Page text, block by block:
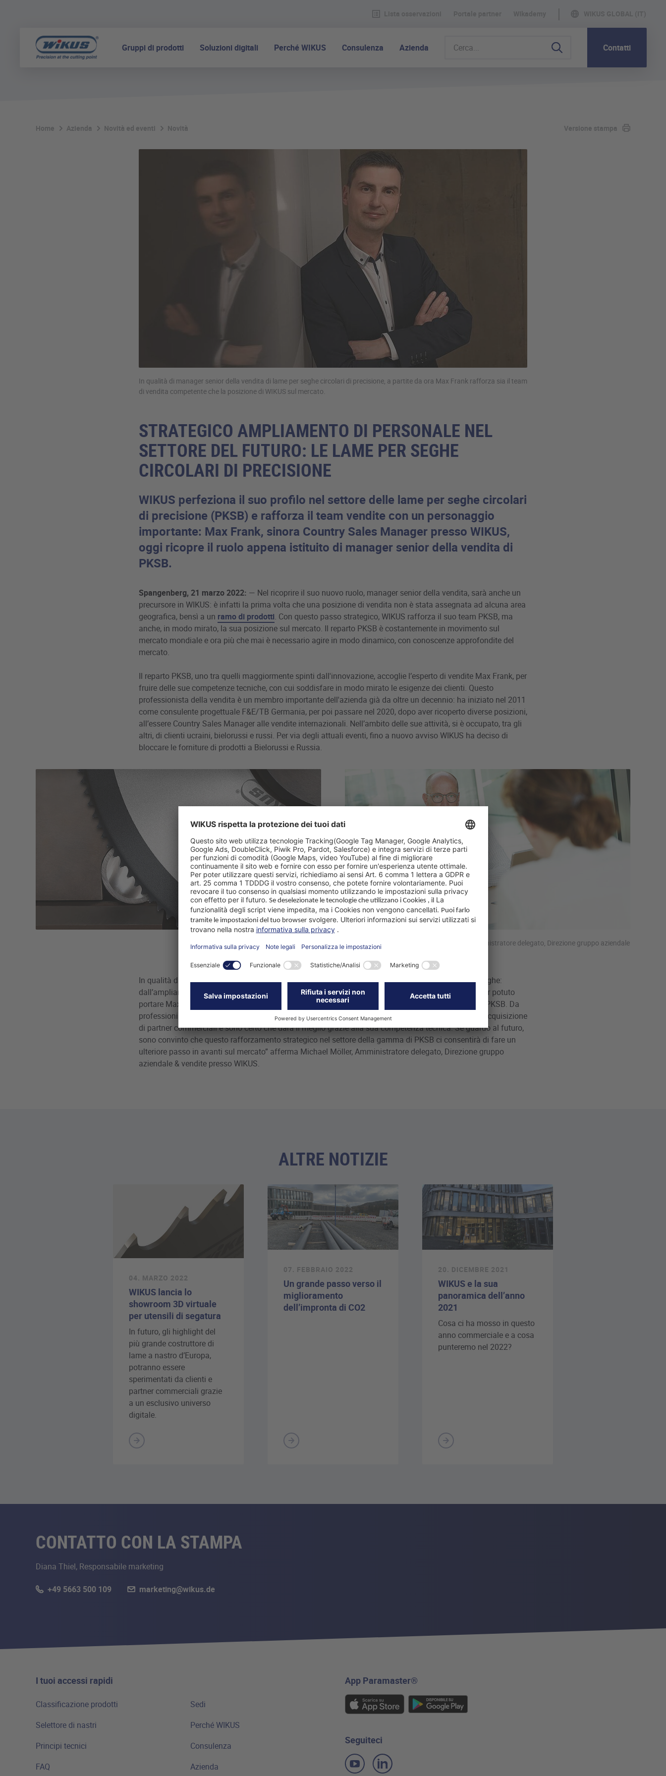
Gruppi di prodotti Soluzioni digitali Perché WIKUS Consulenza Azienda Contatti
Home Azienda Novità ed eventi Novità Versione stampa
In qualità di manager senior della vendita di lame per seghe circolari di precisione, a partite da ora Max Frank rafforza sia il team
di vendita competente che la posizione di WIKUS sul mercato.
STRATEGICO AMPLIAMENTO DI PERSONALE NEL
SETTORE DEL FUTURO: LE LAME PER SEGHE
CIRCOLARI DI PRECISIONE
WIKUS perfeziona il suo profilo nel settore delle lame per seghe circolari
di precisione (PKSB) e rafforza il team vendite con un personaggio
importante: Max Frank, sinora Country Sales Manager presso WIKUS,
oggi ricopre il ruolo appena istituito di manager senior della vendita di
PKSB.
Spangenberg, 21 marzo 2022: — Nel ricoprire il suo nuovo ruolo, manager senior della vendita, sarà anche un
precursore in WIKUS: è infatti la prima volta che una posizione di vendita non è stata assegnata ad alcuna area
geografica, bensì a un ramo di prodotti. Con questo passo strategico, WIKUS rafforza il suo team PKSB, ma
anche, in modo mirato, la sua posizione sul mercato. Il reparto PKSB è costantemente in movimento sul
mercato mondiale e ora più che mai è necessario agire in modo dinamico, con conoscenze approfondite del
mercato.
Il reparto PKSB, uno tra quelli maggiormente spinti dall'innovazione, accoglie l’esperto di vendite Max Frank, per
fruire delle sue competenze tecniche, con cui soddisfare in modo mirato le esigenze dei clienti. Questo
professionista della vendita è un membro importante dell'azienda già da oltre un decennio: ha iniziato nel 2011
come consulente progettuale F&E/TB Germania, per poi passare nel 2020, dopo aver ricoperto diverse posizioni,
all’essere Country Sales Manager alle vendite internazionali. Nell’ambito delle sue attività, si è occupato, tra gli
altri, di clienti ucraini, bielorussi e russi. Per via degli attuali eventi, fino a nuovo avviso WIKUS ha deciso di
bloccare le forniture di prodotti a Bielorussi e Russia.
Abbiamo chiesto di più a Michael Möller, Amministratore delegato, Direzione gruppo aziendale
& vendite presso WIKUS.
In qualità di esperto delle vendite in WIKUS, Max Frank vanta moltissimi successi nel settore delle seghe:
dall’ampliamento della clientela, fino alla gestione dei rapporti con i clienti. “Sono molto felice di aver potuto
portare Max Frank, nostro pluriennale collaboratore, nella nuova posizione di senior della vendita di PKSB. Da
professionista delle vendite appassionato ed empatico, nel suo settore si dedica principalmente all'acquisizione
di partner commerciali e sono certo che darà il meglio grazie alla sua competenza tecnica. Se guardo al futuro,
sono convinto che questo rafforzamento strategico nel settore della gamma di PKSB ci consentirà di fare un
ulteriore passo in avanti sul mercato” afferma Michael Möller, Amministratore delegato, Direzione gruppo
aziendale & vendite presso WIKUS.
ALTRE NOTIZIE
04. MARZO 2022
WIKUS lancia lo
showroom 3D virtuale
per utensili di segatura
In futuro, gli highlight del
più grande costruttore di
lame a nastro d’Europa,
potranno essere
sperimentati da clienti e
partner commerciali grazie
a un esclusivo universo
digitale.
07. FEBBRAIO 2022
Un grande passo verso il
miglioramento
dell’impronta di CO2
20. DICEMBRE 2021
WIKUS e la sua
panoramica dell’anno
2021
Cosa ci ha mosso in questo
anno commerciale e a cosa
punteremo nel 2022?
CONTATTO CON LA STAMPA
Diana Thiel, Responsabile marketing
+49 5663 500 109 marketing@wikus.de
I tuoi accessi rapidi
Classificazione prodotti
Selettore di nastri
Principi tecnici
FAQ
Sedi
Perché WIKUS
Consulenza
Azienda
App Paramaster®
Seguiteci